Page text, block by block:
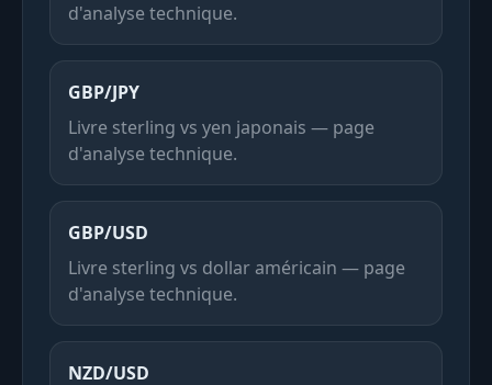
d'analyse technique.
GBP/JPY
Livre sterling vs yen japonais — page
d'analyse technique.
GBP/USD
Livre sterling vs dollar américain — page
d'analyse technique.
NZD/USD